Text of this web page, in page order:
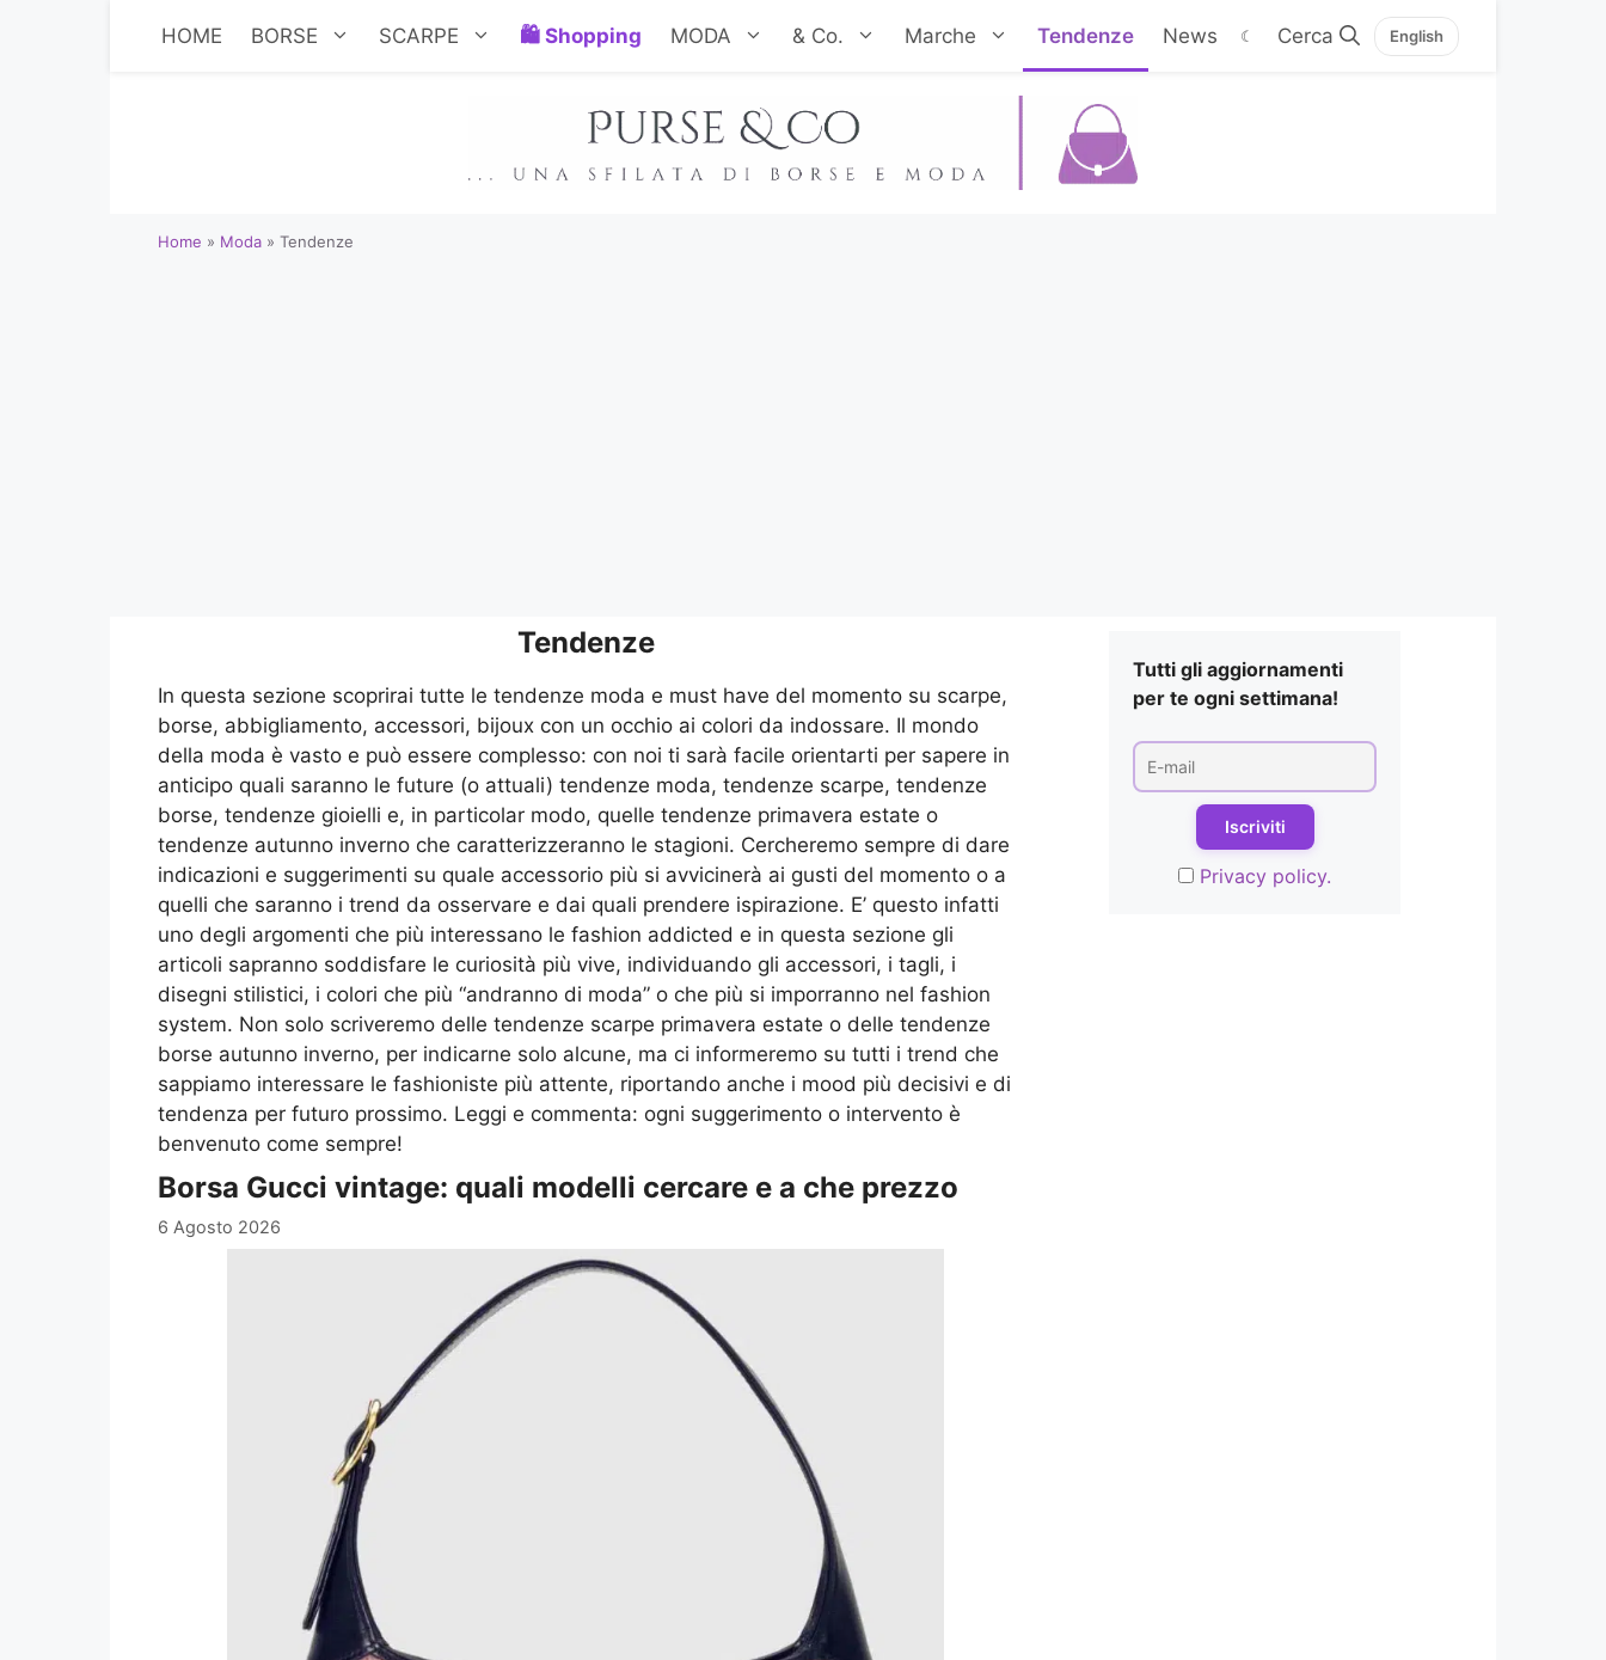
HOME BORSE SCARPE Shopping MODA & Co. Marche Tendenze News ☾ English
Home » Moda » Tendenze
Tendenze
In questa sezione scoprirai tutte le tendenze moda e must have del momento su scarpe,
borse, abbigliamento, accessori, bijoux con un occhio ai colori da indossare. Il mondo
della moda è vasto e può essere complesso: con noi ti sarà facile orientarti per sapere in
anticipo quali saranno le future (o attuali) tendenze moda, tendenze scarpe, tendenze
borse, tendenze gioielli e, in particolar modo, quelle tendenze primavera estate o
tendenze autunno inverno che caratterizzeranno le stagioni. Cercheremo sempre di dare
indicazioni e suggerimenti su quale accessorio più si avvicinerà ai gusti del momento o a
quelli che saranno i trend da osservare e dai quali prendere ispirazione. E’ questo infatti
uno degli argomenti che più interessano le fashion addicted e in questa sezione gli
articoli sapranno soddisfare le curiosità più vive, individuando gli accessori, i tagli, i
disegni stilistici, i colori che più “andranno di moda” o che più si imporranno nel fashion
system. Non solo scriveremo delle tendenze scarpe primavera estate o delle tendenze
borse autunno inverno, per indicarne solo alcune, ma ci informeremo su tutti i trend che
sappiamo interessare le fashioniste più attente, riportando anche i mood più decisivi e di
tendenza per futuro prossimo. Leggi e commenta: ogni suggerimento o intervento è
benvenuto come sempre!
Borsa Gucci vintage: quali modelli cercare e a che prezzo
6 Agosto 2026
Tutti gli aggiornamenti
per te ogni settimana!
Privacy policy.